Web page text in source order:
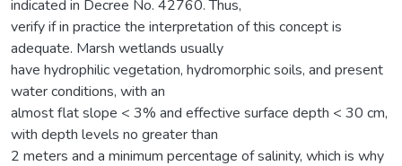
indicated in Decree No. 42760. Thus,
verify if in practice the interpretation of this concept is
adequate. Marsh wetlands usually
have hydrophilic vegetation, hydromorphic soils, and present
water conditions, with an
almost flat slope < 3% and effective surface depth < 30 cm,
with depth levels no greater than
2 meters and a minimum percentage of salinity, which is why